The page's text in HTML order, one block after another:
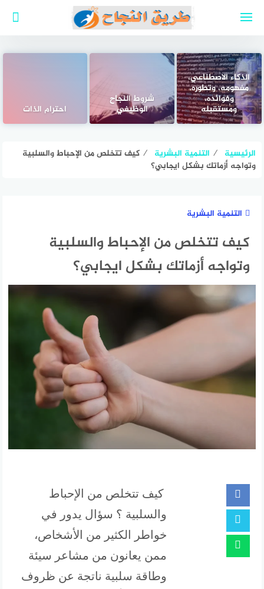
الذكاء الاصطناعي،
مفهومه، وتطوره،
وفوائده،
ومُستقبله
شروط النجاح
الوظيفي احترام الذات
الرئيسية ⁄ التنمية البشرية ⁄ كيف تتخلص من الإحباط والسلبية
وتواجه أزماتك بشكل ايجابي؟
التنمية البشرية
كيف تتخلص من الإحباط والسلبية
وتواجه أزماتك بشكل ايجابي؟
كيف تتخلص من الإحباط
والسلبية ؟ سؤال يدور في
خواطر الكثير من الأشخاص،
ممن يعانون من مشاعر سيئة
وطاقة سلبية ناتجة عن ظروف